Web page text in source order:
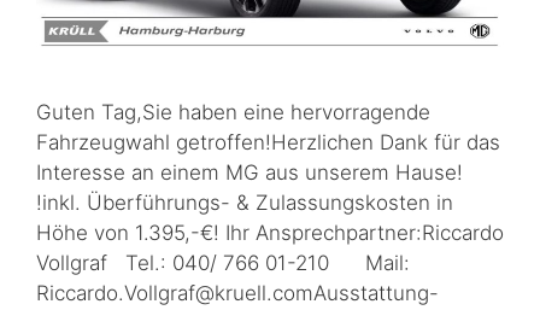
Guten Tag,Sie haben eine hervorragende
Fahrzeugwahl getroffen!Herzlichen Dank für das
Interesse an einem MG aus unserem Hause!
!inkl. Überführungs- & Zulassungskosten in
Höhe von 1.395,-€! Ihr Ansprechpartner:Riccardo
Vollgraf Tel.: 040/ 766 01-210 Mail:
Riccardo.Vollgraf@kruell.comAusstattung-